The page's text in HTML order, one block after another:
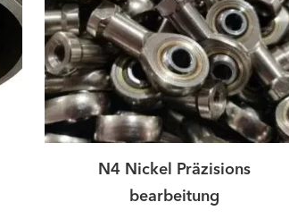
N4 Nickel Präzisions
bearbeitung